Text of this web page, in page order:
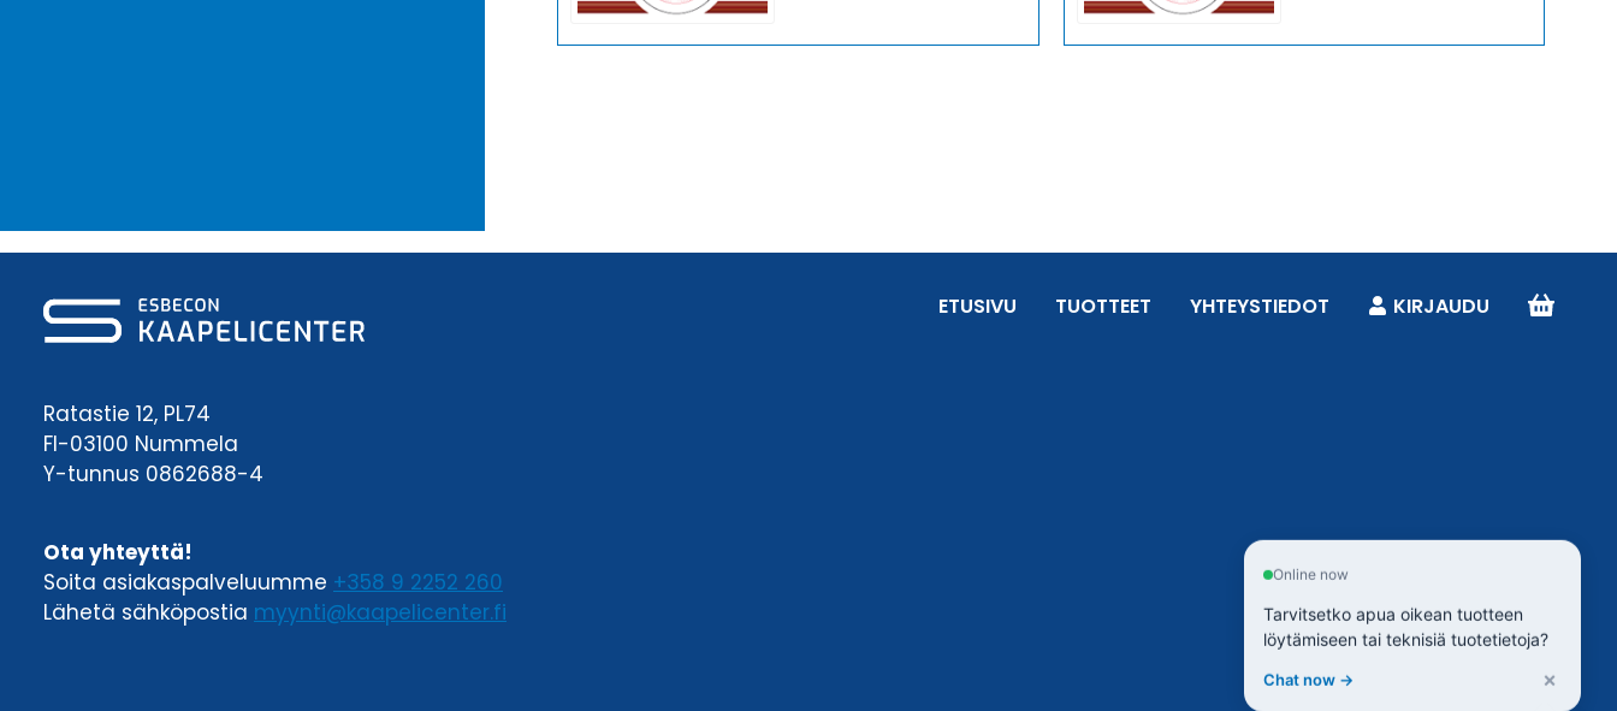
Ratastie 12, PL74
FI-03100 Nummela
Y-tunnus 0862688-4
Ota yhteyttä!
Soita asiakaspalveluumme +358 9 2252 260
Lähetä sähköpostia myynti@kaapelicenter.fi
ETUSIVU TUOTTEET YHTEYSTIEDOT KIRJAUDU
Online now
Tarvitsetko apua oikean tuotteen
löytämiseen tai teknisiä tuotetietoja?
Chat now → ×